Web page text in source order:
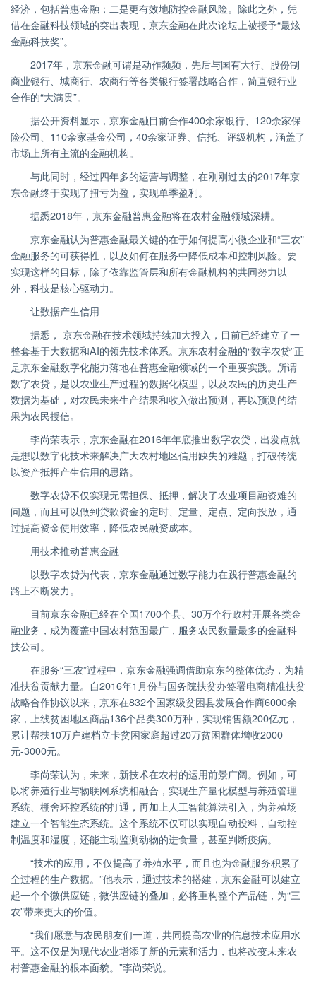
经济，包括普惠金融；二是更有效地防控金融风险。除此之外，凭
借在金融科技领域的突出表现，京东金融在此次论坛上被授予“最炫
金融科技奖”。
2017年，京东金融可谓是动作频频，先后与国有大行、股份制
商业银行、城商行、农商行等各类银行签署战略合作，简直银行业
合作的“大满贯”。
据公开资料显示，京东金融目前合作400余家银行、120余家保
险公司、110余家基金公司，40余家证券、信托、评级机构，涵盖了
市场上所有主流的金融机构。
与此同时，经过四年多的运营与调整，在刚刚过去的2017年京
东金融终于实现了扭亏为盈，实现单季盈利。
据悉2018年，京东金融普惠金融将在农村金融领域深耕。
京东金融认为普惠金融最关键的在于如何提高小微企业和“三农”
金融服务的可获得性，以及如何在服务中降低成本和控制风险。要
实现这样的目标，除了依靠监管层和所有金融机构的共同努力以
外，科技是核心驱动力。
让数据产生信用
据悉， 京东金融在技术领域持续加大投入，目前已经建立了一
整套基于大数据和AI的领先技术体系。京东农村金融的“数字农贷”正
是京东金融数字化能力落地在普惠金融领域的一个重要实践。所谓
数字农贷，是以农业生产过程的数据化模型，以及农民的历史生产
数据为基础，对农民未来生产结果和收入做出预测，再以预测的结
果为农民授信。
李尚荣表示，京东金融在2016年年底推出数字农贷，出发点就
是想以数字化技术来解决广大农村地区信用缺失的难题，打破传统
以资产抵押产生信用的思路。
数字农贷不仅实现无需担保、抵押，解决了农业项目融资难的
问题，而且可以做到贷款资金的定时、定量、定点、定向投放，通
过提高资金使用效率，降低农民融资成本。
用技术推动普惠金融
以数字农贷为代表，京东金融通过数字能力在践行普惠金融的
路上不断发力。
目前京东金融已经在全国1700个县、30万个行政村开展各类金
融业务，成为覆盖中国农村范围最广，服务农民数量最多的金融科
技公司。
在服务“三农”过程中，京东金融强调借助京东的整体优势，为精
准扶贫贡献力量。自2016年1月份与国务院扶贫办签署电商精准扶贫
战略合作协议以来，京东在832个国家级贫困县发展合作商6000余
家，上线贫困地区商品136个品类300万种，实现销售额200亿元，
累计帮扶10万户建档立卡贫困家庭超过20万贫困群体增收2000
元-3000元。
李尚荣认为，未来，新技术在农村的运用前景广阔。例如，可
以将养殖行业与物联网系统相融合，实现生产量化模型与养殖管理
系统、棚舍环控系统的打通，再加上人工智能算法引入，为养殖场
建立一个智能生态系统。这个系统不仅可以实现自动投料，自动控
制温度和湿度，还能主动监测动物的进食量，甚至判断疫病。
“技术的应用，不仅提高了养殖水平，而且也为金融服务积累了
全过程的生产数据。”他表示，通过技术的搭建，京东金融可以建立
起一个个微供应链，微供应链的叠加，必将重构整个产品链，为“三
农”带来更大的价值。
“我们愿意与农民朋友们一道，共同提高农业的信息技术应用水
平。这不仅是为现代农业增添了新的元素和活力，也将改变未来农
村普惠金融的根本面貌。”李尚荣说。